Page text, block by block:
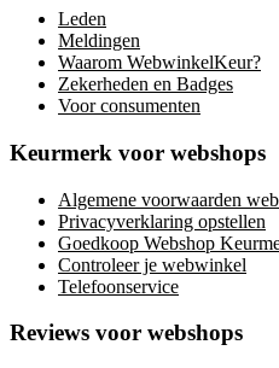
Leden
Meldingen
Waarom WebwinkelKeur?
Zekerheden en Badges
Voor consumenten
Keurmerk voor webshops
Algemene voorwaarden
Privacyverklaring opstellen
Goedkoop Webshop
Controleer je webwinkel
Telefoonservice
Reviews voor webshops